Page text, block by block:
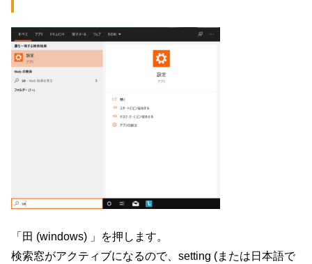
「田 (windows) 」を押します。
検索窓がアクティブになるので、setting (または日本語で